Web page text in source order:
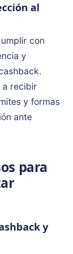
al
con
y
a recibir
y formas
ante
para
y